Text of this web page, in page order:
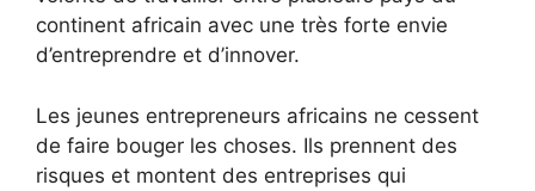
continent africain avec une très forte envie
d’entreprendre et d’innover.
Les jeunes entrepreneurs africains ne cessent
de faire bouger les choses. Ils prennent des
risques et montent des entreprises qui